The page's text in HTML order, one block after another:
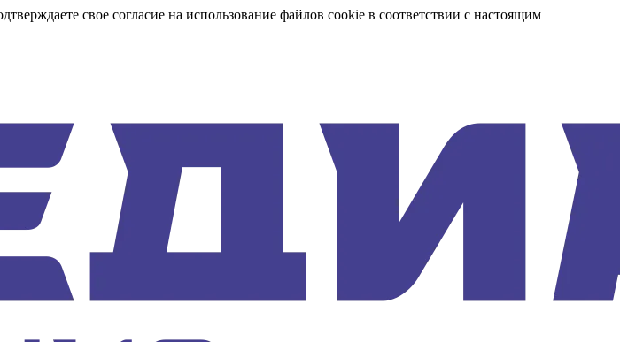
свое согласие на использование файлов cookie в соответствии с настоящим